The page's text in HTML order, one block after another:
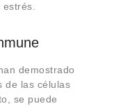
demostrado
de las células
se puede